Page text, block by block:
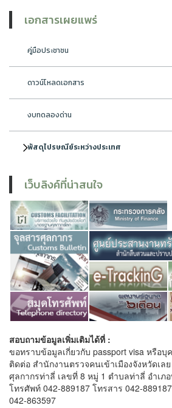
เอกสารเผยแพร่
คู่มือประชาชน
ดาวน์โหลดเอกสาร
งบทดลองด่าน
พัสดุไปรษณีย์ระหว่างประเทศ
เว็บลิงค์ที่น่าสนใจ
สอบถามข้อมูลเพิ่มเติมได้ที่ :
ขอทราบข้อมูลเกี่ยวกับ passport visa หรือบุ
ติดต่อ สำนักงานตรวจคนเข้าเมืองจังหวัดเล
ศุลกากรท่าลี่ เลขที่ 8 หมู่ 1 ตำบลท่าลี่ อำเภ
โทรศัพท์ 042-889187 โทรสาร 042-
042-863597